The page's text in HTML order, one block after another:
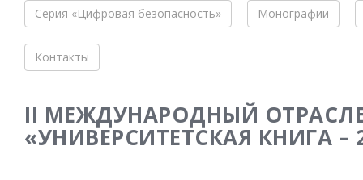
Серия «Цифровая безопасность» Монографии
Контакты
II МЕЖДУНАРОДНЫЙ
«УНИВЕРСИТЕТСКАЯ КНИГА